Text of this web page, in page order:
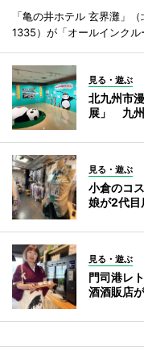
「亀の井ホテル 玄界灘」
1335）が「オールインクル
見る・遊ぶ
北九州市
展」 九
見る・遊ぶ
小倉のコ
娘が2代目
見る・遊ぶ
門司港レ
酒酒販店